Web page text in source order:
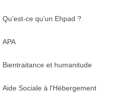
Qu’est-ce qu’un Ehpad ?
APA
Bientraitance et humanitude
Aide Sociale à l'Hébergement